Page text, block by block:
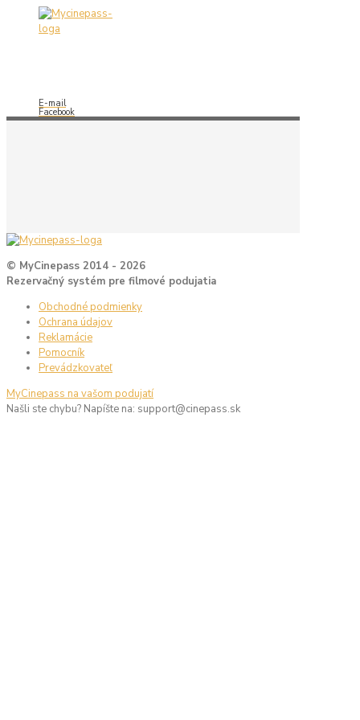
E-mail
Facebook
© MyCinepass 2014 - 2026
Rezervačný systém pre filmové podujatia
Obchodné podmienky
Ochrana údajov
Reklamácie
Pomocník
Prevádzkovateľ
MyCinepass na vašom podujatí
Našli ste chybu? Napíšte na: ks.ssapenic@troppus